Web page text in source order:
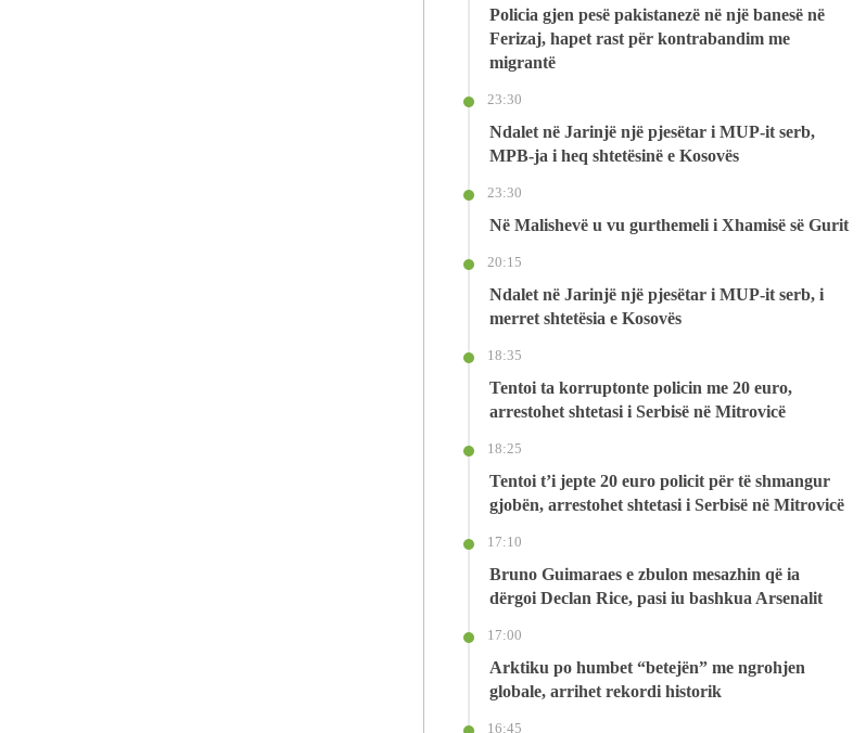
Policia gjen pesë pakistanezë në një banesë në
Ferizaj, hapet rast për kontrabandim me
migrantë
23:30
Ndalet në Jarinjë një pjesëtar i MUP-it serb,
MPB-ja i heq shtetësinë e Kosovës
23:30
Në Malishevë u vu gurthemeli i Xhamisë së Gurit
20:15
Ndalet në Jarinjë një pjesëtar i MUP-it serb, i
merret shtetësia e Kosovës
18:35
Tentoi ta korruptonte policin me 20 euro,
arrestohet shtetasi i Serbisë në Mitrovicë
18:25
Tentoi t’i jepte 20 euro policit për të shmangur
gjobën, arrestohet shtetasi i Serbisë në Mitrovicë
17:10
Bruno Guimaraes e zbulon mesazhin që ia
dërgoi Declan Rice, pasi iu bashkua Arsenalit
17:00
Arktiku po humbet “betejën” me ngrohjen
globale, arrihet rekordi historik
16:45